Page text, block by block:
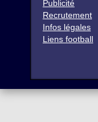
Publicité
Recrutement
Infos légales
Liens football